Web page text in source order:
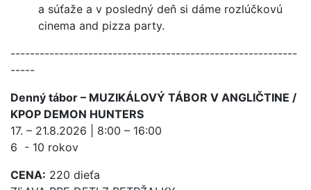
a súťaže a v posledný deň si dáme rozlúčkovú
cinema and pizza party.
-----------------------------------------------------------
-----
Denný tábor – MUZIKÁLOVÝ TÁBOR V ANGLIČTINE /
KPOP DEMON HUNTERS
17. – 21.8.2026 | 8:00 – 16:00
6 - 10 rokov
CENA: 220 dieťa